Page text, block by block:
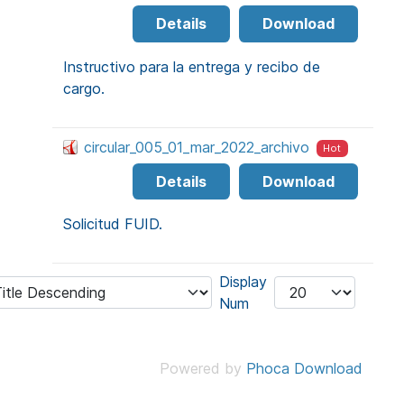
Download
Details
Instructivo para la entrega y recibo de
cargo.
circular_005_01_mar_2022_archivo Hot
Download
Details
Solicitud FUID.
Display
Num
Powered by Phoca Download